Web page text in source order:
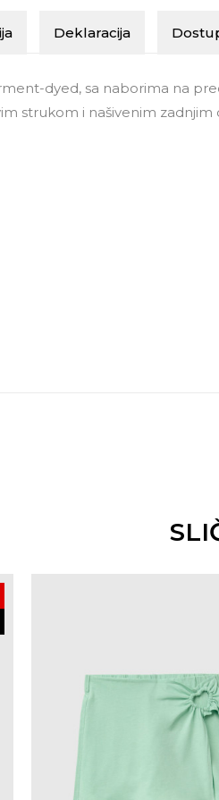
Deklaracija
dyed, sa naborima na
strukom i našivenim zadnjim